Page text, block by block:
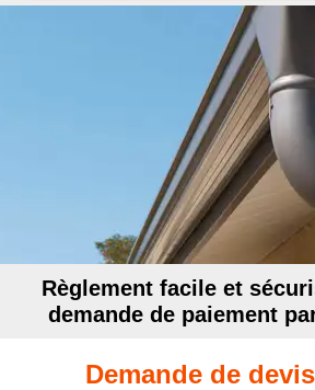
Règlement facile et
demande de paiement
Demande de